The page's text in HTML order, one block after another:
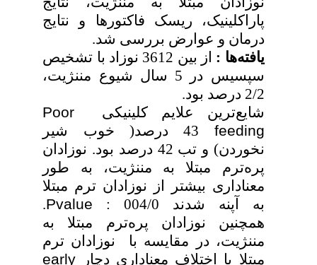
پاراکلینیک، ریسک فاکتورها و نتایج
درمان و عوارض بررسی شد.
یافته‌ها :
از بین 3612 نوزاد با تشخیص
سپسیس در 5 سال شیوع مننژیت،
2/2 درصد بود.
شایع‌ترین علایم کلینیکی
Poor
feeding
43 درصد( خوب شیر
نخوردن) و تب 42 درصد بود. نوزادان
پره‌ترم مبتلا به مننژیت، به طور
معناداری بیشتر از نوزادان ترم مبتلا
به آپنه شدند 004/0 :
Pvalue
.
همچنین نوزادان پره‌ترم مبتلا به
مننژیت، در مقایسه با نوزادان ترم
مبتلا با اختلاف معناداری دچار
early